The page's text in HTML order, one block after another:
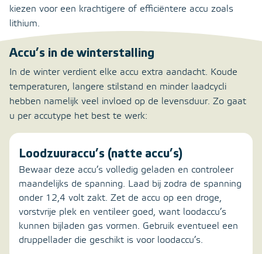
kiezen voor een krachtigere of efficiëntere accu zoals
lithium.
Accu’s in de winterstalling
In de winter verdient elke accu extra aandacht. Koude
temperaturen, langere stilstand en minder laadcycli
hebben namelijk veel invloed op de levensduur. Zo gaat
u per accutype het best te werk:
Loodzuuraccu’s (natte accu’s)
Bewaar deze accu’s volledig geladen en controleer
maandelijks de spanning. Laad bij zodra de spanning
onder 12,4 volt zakt. Zet de accu op een droge,
vorstvrije plek en ventileer goed, want loodaccu’s
kunnen bijladen gas vormen. Gebruik eventueel een
druppellader die geschikt is voor loodaccu’s.